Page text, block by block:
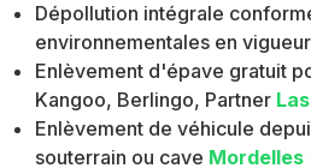
Dépollution intégrale
environnementales en vigueur
Enlèvement d'épave gratuit
Kangoo, Berlingo, Partner
Enlèvement de véhicule
souterrain ou cave Mordelles